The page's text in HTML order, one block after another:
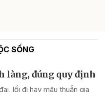
SỐNG
làng, đúng quy định
lối đi hay mâu thuẫn gia